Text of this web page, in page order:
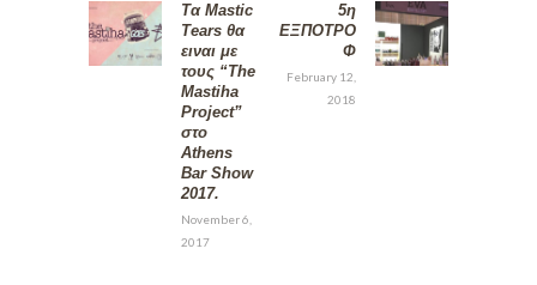
Τα Mastic
Tears θα
ειναι με
τους “The
Mastiha
Project”
στο
Athens
Bar Show
2017.
November 6,
2017
5η
ΕΞΠΟΤΡΟ
Φ
February 12,
2018